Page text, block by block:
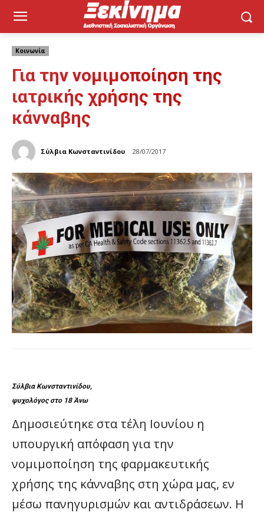
Κοινωνία
Για την νομιμοποίηση της
ιατρικής χρήσης της
κάνναβης
Σύλβια Κωνσταντινίδου 28/07/2017
Σύλβια Κωνσταντινίδου,
ψυχολόγος στο 18 Άνω
Δημοσιεύτηκε στα τέλη Ιουνίου η
υπουργική απόφαση για την
νομιμοποίηση της φαρμακευτικής
χρήσης της κάνναβης στη χώρα μας, εν
μέσω πανηγυρισμών και αντιδράσεων. Η